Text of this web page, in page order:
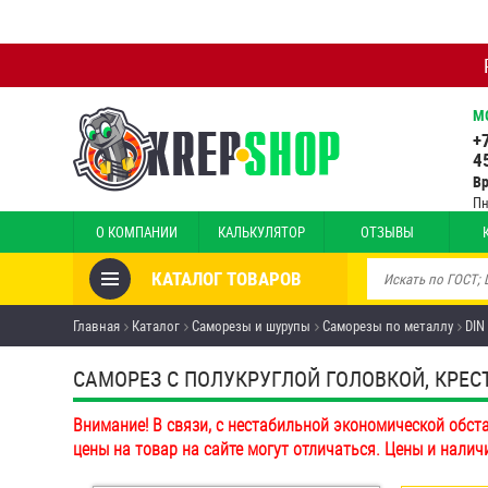
О КОМПАНИИ КАЛЬКУЛЯТОР ОТЗЫВЫ
КАТАЛОГ ТОВАРОВ
Товары со скидкой
Анкеры
Антивандальный крепёж,
инструмент
Болты и винты
Главная Каталог Саморезы и шурупы Саморезы по металлу
САМОРЕЗ С ПОЛУКРУГЛОЙ ГОЛОВКОЙ,
Внимание! В связи, с нестабильной экономической
цены на товар на сайте могут отличаться. Цены и